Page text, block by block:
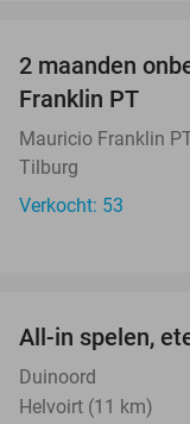
2 maanden
Franklin PT
Mauricio Franklin
Tilburg
Verkocht: 53
All-in spelen,
Duinoord
Helvoirt (11 km)